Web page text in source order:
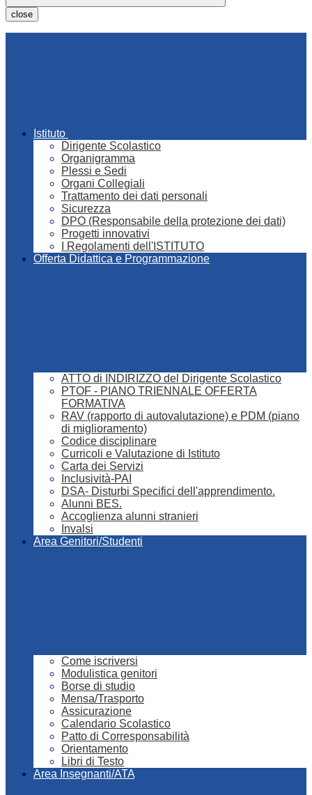
close
Istituto
Dirigente Scolastico
Organigramma
Plessi e Sedi
Organi Collegiali
Trattamento dei dati personali
Sicurezza
DPO (Responsabile della protezione dei dati)
Progetti innovativi
I Regolamenti dell'ISTITUTO
Offerta Didattica e Programmazione
ATTO di INDIRIZZO del Dirigente Scolastico
PTOF - PIANO TRIENNALE OFFERTA
FORMATIVA
RAV (rapporto di autovalutazione) e PDM (piano
di miglioramento)
Codice disciplinare
Curricoli e Valutazione di Istituto
Carta dei Servizi
Inclusività-PAI
DSA- Disturbi Specifici dell'apprendimento.
Alunni BES.
Accoglienza alunni stranieri
Invalsi
Area Genitori/Studenti
Come iscriversi
Modulistica genitori
Borse di studio
Mensa/Trasporto
Assicurazione
Calendario Scolastico
Patto di Corresponsabilità
Orientamento
Libri di Testo
Area Insegnanti/ATA